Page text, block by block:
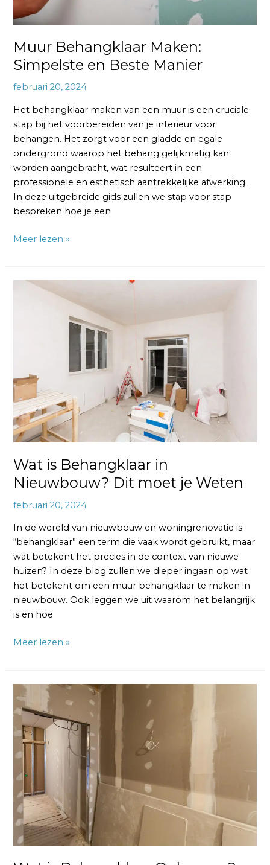
Muur Behangklaar Maken:
Simpelste en Beste Manier
februari 20, 2024
Het behangklaar maken van een muur is een cruciale
stap bij het voorbereiden van je interieur voor
behangen. Het zorgt voor een gladde en egale
ondergrond waarop het behang gelijkmatig kan
worden aangebracht, wat resulteert in een
professionele en esthetisch aantrekkelijke afwerking.
In deze uitgebreide gids zullen we stap voor stap
bespreken hoe je een
Meer lezen »
Wat is Behangklaar in
Nieuwbouw? Dit moet je Weten
februari 20, 2024
In de wereld van nieuwbouw en woningrenovatie is
“behangklaar” een term die vaak wordt gebruikt, maar
wat betekent het precies in de context van nieuwe
huizen? In deze blog zullen we dieper ingaan op wat
het betekent om een muur behangklaar te maken in
nieuwbouw. Ook leggen we uit waarom het belangrijk
is en hoe
Behangklaar
moet
je
Weten
Meer lezen »
Wat
is
Behangklaar
Opleveren?
De
Staat
van
je
Wanden